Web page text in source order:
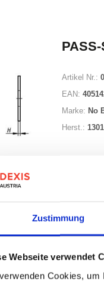
Zustimmung
Webseite verwendet
Cookies, um
Artikel Nr.:
EAN:
Marke: No
Herst.:
Losgröße
Nicht